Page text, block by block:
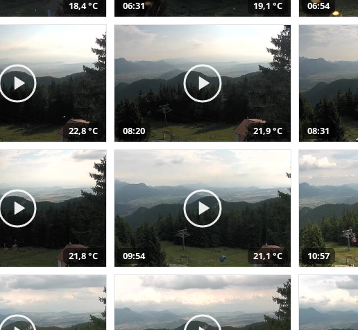
18,4 °C 06:31 19,1 °C 06:54
22,8 °C 08:20 21,9 °C 08:31
21,8 °C 09:54 21,1 °C 10:57